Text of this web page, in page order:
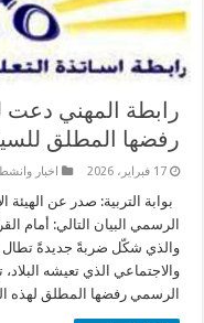
رابطة المهني دعت
رفضها المطلق
17 فبراير، 2026 اخبار
بوابة التربية: صدر عن الهيئة
الرسمي البيان التالي: أمام
والذي شكّل ضربةً جديدةً تطال
والاجتماعي الذي تعيشه
الرسمي رفضها المطلق لهذه